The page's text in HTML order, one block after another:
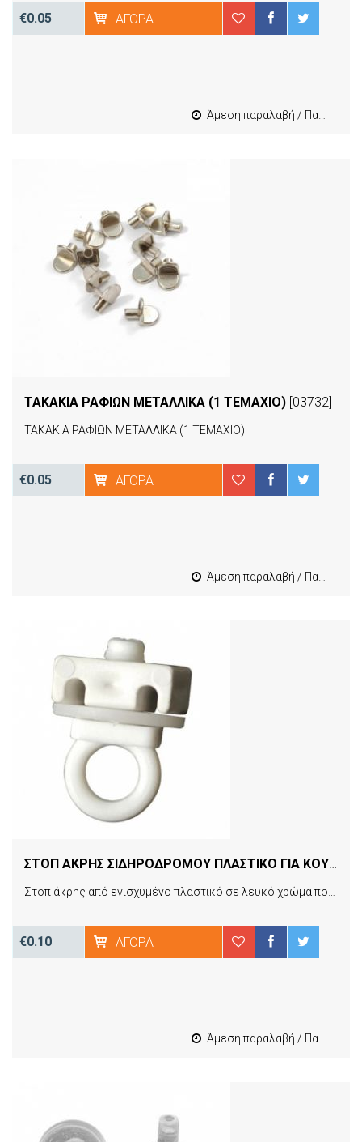
€0.05 ΑΓΟΡΆ
Άμεση παραλαβή / Παράδοση 1-3 εργασιμες
ΤΑΚΑΚΙΑ ΡΑΦΙΩΝ ΜΕΤΑΛΛΙΚΑ (1 ΤΕΜΑΧΙΟ) [03732]
ΤΑΚΑΚΙΑ ΡΑΦΙΩΝ ΜΕΤΑΛΛΙΚΑ (1 ΤΕΜΑΧΙΟ)
€0.05 ΑΓΟΡΆ
Άμεση παραλαβή / Παράδοση 1-3 εργασιμες
€0.10 ΑΓΟΡΆ
Άμεση παραλαβή / Παράδοση 1-3 εργασιμες